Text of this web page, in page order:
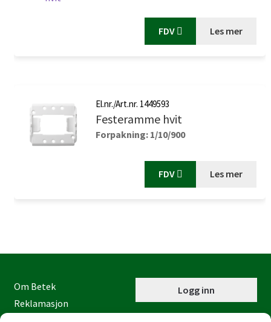
FDV Les mer
El.nr./Art.nr. 1449593
Festeramme hvit
Forpakning: 1/10/900
FDV Les mer
Logg inn
Om Betek
Reklamasjon